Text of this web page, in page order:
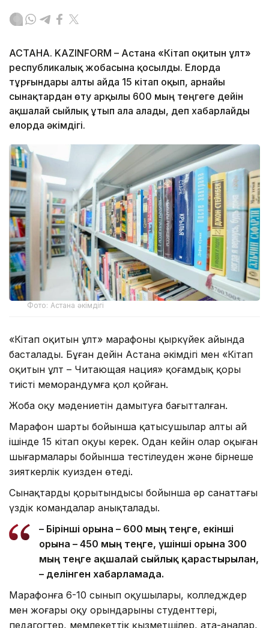
АСТАНА. KAZINFORM – Астана «Кітап оқитын ұлт»
республикалық жобасына қосылды. Елорда
тұрғындары алты айда 15 кітап оқып, арнайы
сынақтардан өту арқылы 600 мың теңгеге дейін
ақшалай сыйлық ұтып ала алады, деп хабарлайды
елорда әкімдігі.
Фото: Астана әкімдігі
«Кітап оқитын ұлт» марафоны қыркүйек айында
басталады. Бұған дейін Астана әкімдігі мен «Кітап
оқитын ұлт – Читающая нация» қоғамдық қоры
тиісті меморандумға қол қойған.
Жоба оқу мәдениетін дамытуға бағытталған.
Марафон шарты бойынша қатысушылар алты ай
ішінде 15 кітап оқуы керек. Одан кейін олар оқыған
шығармалары бойынша тестілеуден және бірнеше
зияткерлік куизден өтеді.
Сынақтардың қорытындысы бойынша әр санаттағы
үздік командалар анықталады.
– Бірінші орынға – 600 мың теңге, екінші
орынға – 450 мың теңге, үшінші орынға 300
мың теңге ақшалай сыйлық қарастырылған,
– делінген хабарламада.
Марафонға 6-10 сынып оқушылары, колледждер
мен жоғары оқу орындарының студенттері,
педагогтер, мемлекеттік қызметшілер, ата-аналар,